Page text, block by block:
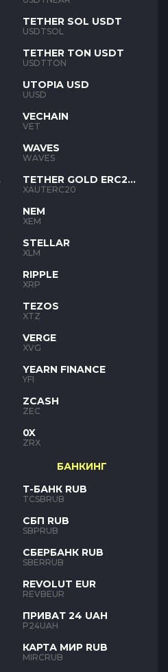
TETHER SOL USDT
USDTSOL
TETHER TON USDT
USDTTON
UTOPIA USD
UUSD
VECHAIN
VET
WAVES
WAVES
TETHER GOLD ERC20
XAUT
XAUTERC20
NEM
XEM
STELLAR
XLM
RIPPLE
XRP
TEZOS
XTZ
VERGE
XVG
YEARN FINANCE
YFI
ZCASH
ZEC
0X
ZRX
БАНКИНГ
Т-БАНК RUB
TCSBRUB
СБП RUB
SBPRUB
СБЕРБАНК RUB
SBERRUB
REVOLUT EUR
REVBEUR
ПРИВАТ 24 UAH
P24UAH
КАРТА МИР RUB
MIRCRUB